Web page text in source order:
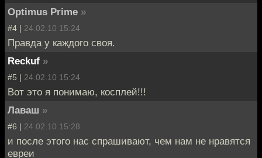
Optimus Prime »
#4 | 24.02.10 15:24
Правда у каждого своя.
Reckuf »
#5 | 24.02.10 15:24
Вот это я понимаю, косплей!!!
Лаваш »
#6 | 24.02.10 15:28
и после этого нас спрашивают, чем нам не нравятся
евреи